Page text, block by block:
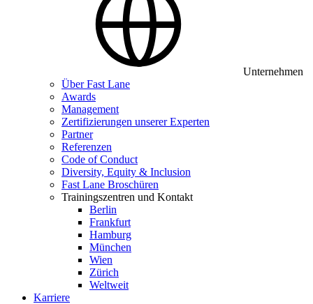
Unternehmen
Über Fast Lane
Awards
Management
Zertifizierungen unserer Experten
Partner
Referenzen
Code of Conduct
Diversity, Equity & Inclusion
Fast Lane Broschüren
Trainingszentren und Kontakt
Berlin
Frankfurt
Hamburg
München
Wien
Zürich
Weltweit
Karriere